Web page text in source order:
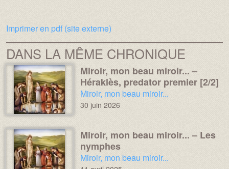
Imprimer en pdf (site externe)
DANS LA MÊME CHRONIQUE
Média :
Image :
Miroir, mon beau miroir... –
Héraklès, predator premier [2/2]
Chronique :
Miroir, mon beau miroir...
30 juin 2026
Média :
Image :
Miroir, mon beau miroir... – Les
nymphes
Chronique :
Miroir, mon beau miroir...